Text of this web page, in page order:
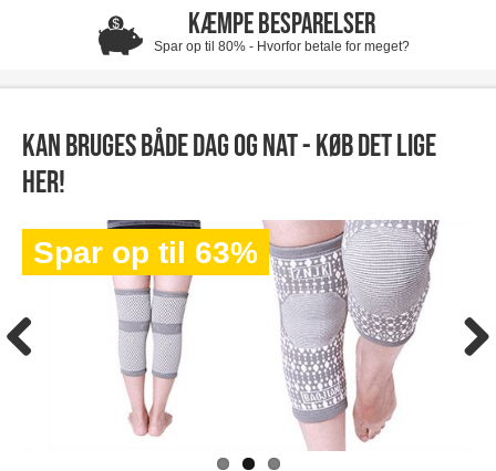
KÆMPE BESPARELSER
Spar op til 80% - Hvorfor betale for meget?
Kan bruges både dag og nat - køb det lige
her!
Spar op til 63%